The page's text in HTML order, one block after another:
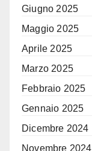
Giugno 2025
Maggio 2025
Aprile 2025
Marzo 2025
Febbraio 2025
Gennaio 2025
Dicembre 2024
Novembre 2024